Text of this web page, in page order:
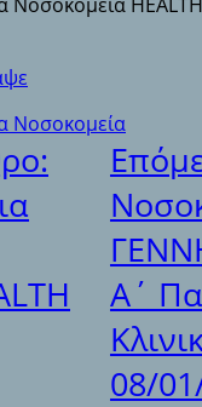
Νοσοκομεία
Α΄
08/